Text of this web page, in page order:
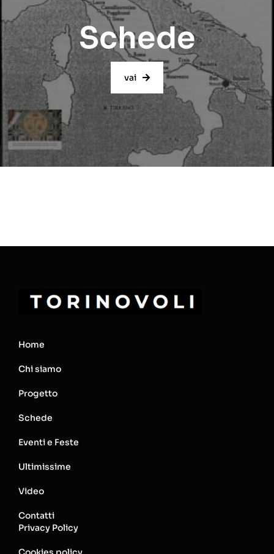
Schede
vai
Home
Chi siamo
Progetto
Schede
Eventi e Feste
Ultimissime
Video
Contatti
Privacy Policy